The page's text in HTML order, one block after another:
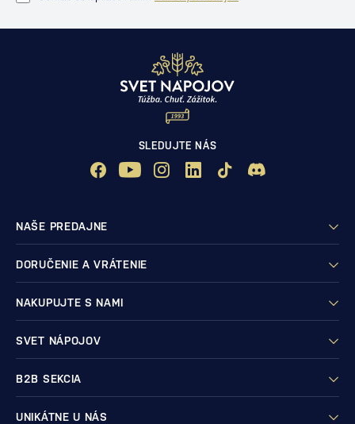
SLEDUJTE NÁS
NAŠE PREDAJNE
DORUČENIE A VRÁTENIE
NAKUPUJTE S NAMI
SVET NÁPOJOV
B2B SEKCIA
UNIKÁTNE U NÁS